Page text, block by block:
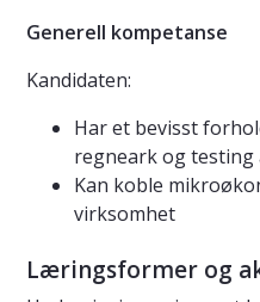
Generell kompetanse
Kandidaten:
Har et bevisst
regneark og testing
Kan koble
virksomhet
Læringsformer og